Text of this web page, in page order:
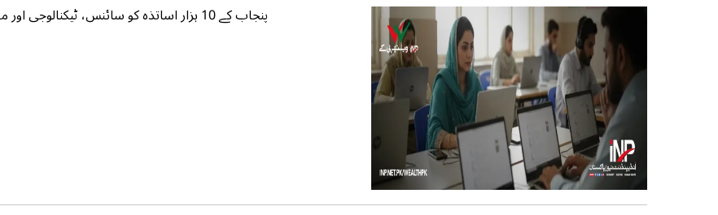
پنجاب کے 10 ہزار اساتذہ کو سائنس، ٹیکنالوجی اور ماحول دوست مہارتوں کی تربیت دی جائے گی،ویلتھ پاکستان